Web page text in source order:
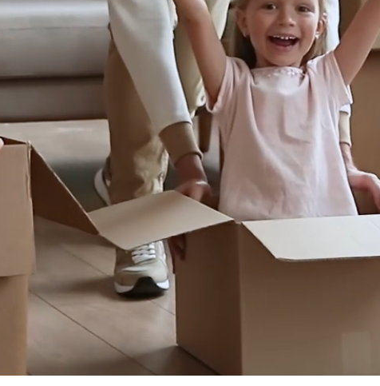
kann ein neues Passwort für das Benutzerkonto festgelegt werden.